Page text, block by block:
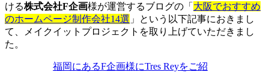
ける株式会社F企画様が運営するブログの「 大阪でおすすめ
のホームページ制作会社14選 」という以下記事におきまし
て、メイクイットプロジェクトを取り上げていただきまし
た。
福岡にあるF企画様にTres Reyをご紹